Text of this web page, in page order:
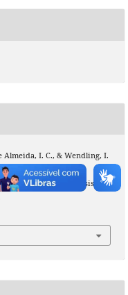
Almeida, I. C., & Wendling, I.
POTÁSSICA
(Ilex paraguariensis) NO